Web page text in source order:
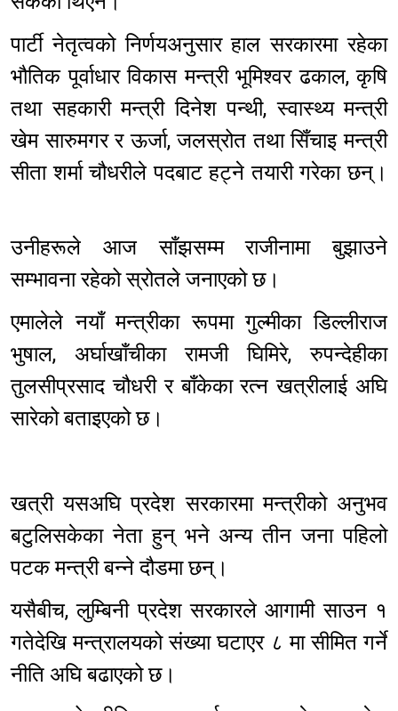
पार्टी नेतृत्वको निर्णयअनुसार हाल सरकारमा रहेका
भौतिक पूर्वाधार विकास मन्त्री भूमिश्वर ढकाल, कृषि
तथा सहकारी मन्त्री दिनेश पन्थी, स्वास्थ्य मन्त्री
खेम सारुमगर र ऊर्जा, जलस्रोत तथा सिँचाइ मन्त्री
सीता शर्मा चौधरीले पदबाट हट्ने तयारी गरेका छन्।
उनीहरूले आज साँझसम्म राजीनामा बुझाउने
सम्भावना रहेको स्रोतले जनाएको छ।
एमालेले नयाँ मन्त्रीका रूपमा गुल्मीका डिल्लीराज
भुषाल, अर्घाखाँचीका रामजी घिमिरे, रुपन्देहीका
तुलसीप्रसाद चौधरी र बाँकेका रत्न खत्रीलाई अघि
सारेको बताइएको छ।
खत्री यसअघि प्रदेश सरकारमा मन्त्रीको अनुभव
बटुलिसकेका नेता हुन् भने अन्य तीन जना पहिलो
पटक मन्त्री बन्ने दौडमा छन्।
यसैबीच, लुम्बिनी प्रदेश सरकारले आगामी साउन १
गतेदेखि मन्त्रालयको संख्या घटाएर ८ मा सीमित गर्ने
नीति अघि बढाएको छ।